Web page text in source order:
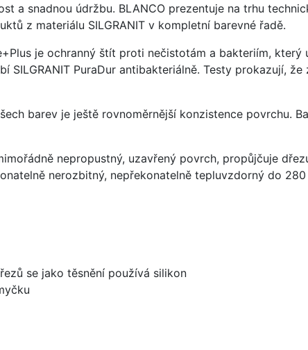
a snadnou údržbu. BLANCO prezentuje na trhu
z materiálu SILGRANIT v kompletní barevné řadě.
je ochranný štít proti nečistotám a bakteriím, který
SILGRANIT PuraDur antibakteriálně. Testy prokazují,
barev je ještě rovnoměrnější konzistence povrchu.
nepropustný, uzavřený povrch, propůjčuje
nerozbitný, nepřekonatelně tepluvzdorný do
se jako těsnění používá silikon